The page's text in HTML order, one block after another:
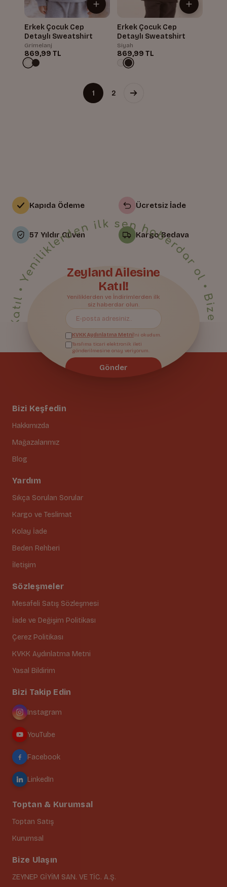
Erkek Çocuk Cep
Detaylı Sweatshirt
Grimelanj
869,99 TL
Erkek Çocuk Cep
Detaylı Sweatshirt
Siyah
869,99 TL
1 2
Kapıda Ödeme
57 Yıldır Güven
Ücretsiz İade
Kargo Bedava
Bizi Keşfedin
Hakkımızda
Mağazalarımız
Blog
Yardım
Sıkça Sorulan Sorular
Kargo ve Teslimat
Kolay İade
Beden Rehberi
İletişim
Sözleşmeler
Mesafeli Satış Sözleşmesi
İade ve Değişim Politikası
Çerez Politikası
KVKK Aydınlatma Metni
Yasal Bildirim
Bize Katıl• Yeniliklerden ilk sen haberdar ol • Bize Katıl • Yeniliklerden ilk sen haberdar ol • Bize Katıl • Yeniliklerden ilk sen haberdar ol • Bize Katıl • Yeniliklerden ilk sen haberdar ol • Bize Katıl • Yeniliklerden ilk sen haberdar ol • Bize Katıl • Yeniliklerden ilk sen haberdar ol • Bize Katıl • Yeniliklerden ilk sen haberdar ol • Bize Katıl • Yeniliklerden ilk sen haberdar ol • Bize Katıl • Yeniliklerden ilk sen haberdar ol • Bize Katıl • Yeniliklerden ilk sen haberdar ol • Bize Katıl • Yeniliklerden ilk sen haberdar ol • Bize Katıl • Yeniliklerden ilk sen haberdar ol • Bize Katıl • Yeniliklerden ilk sen haberdar ol • Bize Katıl • Yeniliklerden ilk sen haberdar ol • Bize Katıl • Yeniliklerden ilk sen haberdar ol •
Zeyland Ailesine
Katıl!
Yeniliklerden ve İndirimlerden ilk
siz haberdar olun.
KVKK Aydınlatma Metni'ni okudum.
Tarafıma ticari elektronik ileti
gönderilmesine onay veriyorum.
Gönder
Bizi Takip Edin
Instagram
YouTube
Facebook
LinkedIn
Toptan & Kurumsal
Toptan Satış
Kurumsal
Bize Ulaşın
ZEYNEP GİYİM SAN. VE TİC. A.Ş.